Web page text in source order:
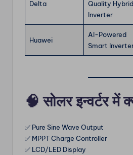
Delta
Quality Hybrid
Inverter
Huawei
AI-Powered
Smart
🧠सोलर इन्वर्टर में
✅ Pure Sine Wave Output
✅ MPPT Charge Controller
✅ LCD/LED Display